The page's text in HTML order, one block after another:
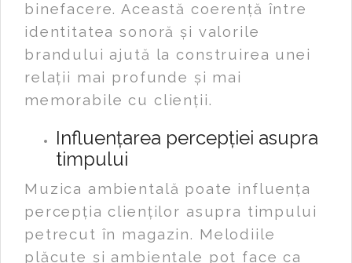
binefacere. Această coerență între
identitatea sonoră și valorile
brandului ajută la construirea unei
relații mai profunde și mai
memorabile cu clienții.
Influențarea percepției asupra
timpului
Muzica ambientală poate influența
percepția clienților asupra timpului
petrecut în magazin. Melodiile
plăcute și ambientale pot face ca